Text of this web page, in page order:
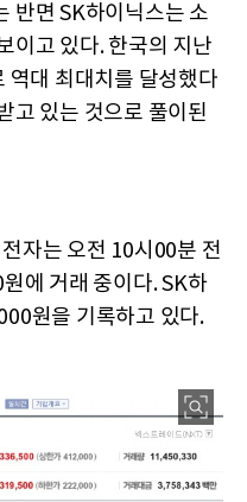
반면 SK하이닉스는 소
이고 있다. 한국의 지난
역대 최대치를 달성했다
고 있는 것으로 풀이된
자는 오전 10시00분 전
에 거래 중이다. SK하
원을 기록하고 있다.